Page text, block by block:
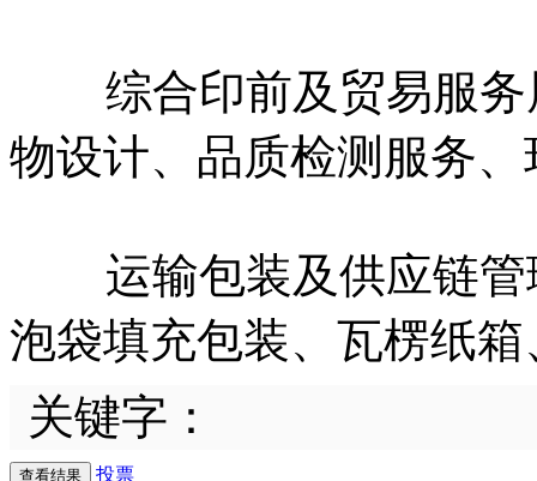
综合印前及贸易服务
物设计、品质检测服务
运输包装及供应链管
泡袋填充包装、瓦楞纸
关键字：
投票